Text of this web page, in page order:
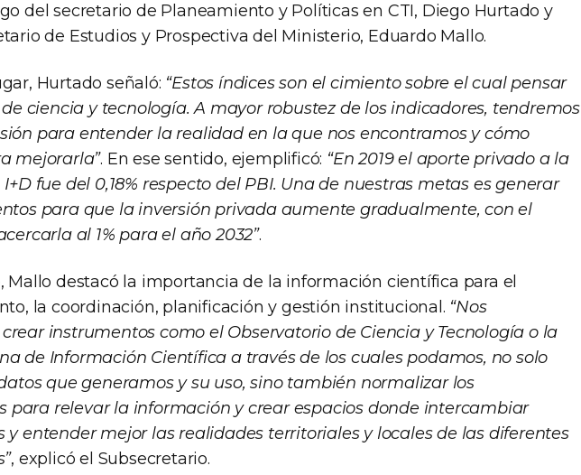
del secretario de Planeamiento y Políticas en CTI, Diego Hurtado y
de Estudios y Prospectiva del Ministerio, Eduardo Mallo.
Hurtado señaló: “Estos índices son el cimiento sobre el cual pensar
ciencia y tecnología. A mayor robustez de los indicadores, tendremos
para entender la realidad en la que nos encontramos y cómo
mejorarla”. En ese sentido, ejemplificó: “En 2019 el aporte privado a la
fue del 0,18% respecto del PBI. Una de nuestras metas es generar
para que la inversión privada aumente gradualmente, con el
al 1% para el año 2032”.
Mallo destacó la importancia de la información científica para el
la coordinación, planificación y gestión institucional. “Nos
instrumentos como el Observatorio de Ciencia y Tecnología o la
de Información Científica a través de los cuales podamos, no solo
que generamos y su uso, sino también normalizar los
para relevar la información y crear espacios donde intercambiar
y entender mejor las realidades territoriales y locales de las diferentes
, explicó el Subsecretario.